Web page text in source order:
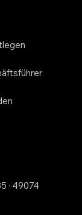
· 49074